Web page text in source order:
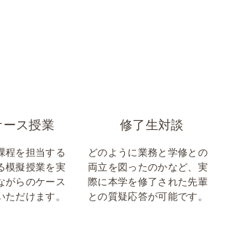
ース授業
程を担当する
模擬授業を実
がらのケース
だけます。
修了生対談
どのように業務と学修との
両立を図ったのかなど、実
際に本学を修了された先輩
との質疑応答が可能です。